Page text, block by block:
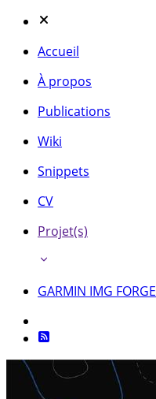
Accueil
À propos
Publications
Wiki
Snippets
CV
Projet(s)
GARMIN IMG FORGE